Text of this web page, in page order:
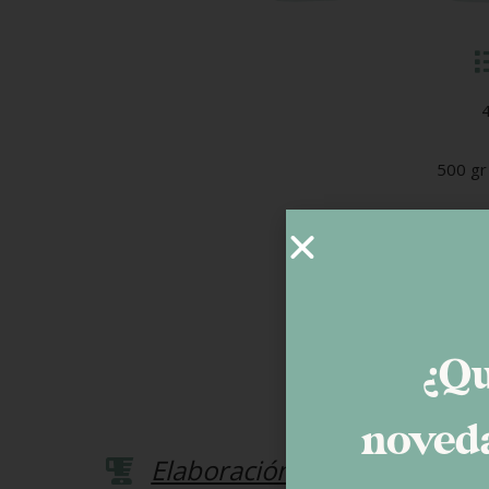
500
Elaboración